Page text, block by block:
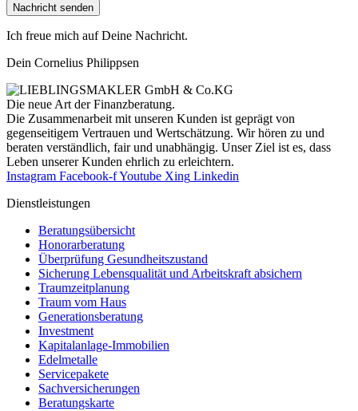
Nachricht senden
Ich freue mich auf Deine Nachricht.
Dein Cornelius Philippsen
Die neue Art der Finanzberatung.
Die Zusammenarbeit mit unseren Kunden ist geprägt von
gegenseitigem Vertrauen und Wertschätzung. Wir hören zu und
beraten verständlich, fair und unab­hängig. Unser Ziel ist es, dass
Leben unserer Kunden ehrlich zu erleichtern.
Instagram Facebook-fYoutube Xing Linkedin
Dienst­leistungen
Beratungsübersicht
Honorar­beratung
Überprüfung Gesundheits­zustand
Sicherung Lebensqualität und Arbeitskraft absichern
Traumzeit­planung
Traum vom Haus
Generationsberatung
Investment
Kapitalanlage-Immobilien
Edelmetalle
Servicepakete
Sachversicherungen
Beratungskarte